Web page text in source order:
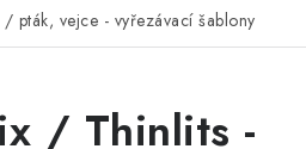
vejce - vyřezávací šablony
/ Thinlits -